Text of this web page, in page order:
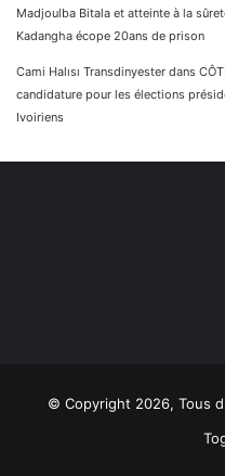
Madjoulba Bitala et atteinte à la
Kadangha écope 20ans de prison
Cami Halısı Transdinyester dans
candidature pour les élections
Ivoiriens
© Copyright 2026, Tous